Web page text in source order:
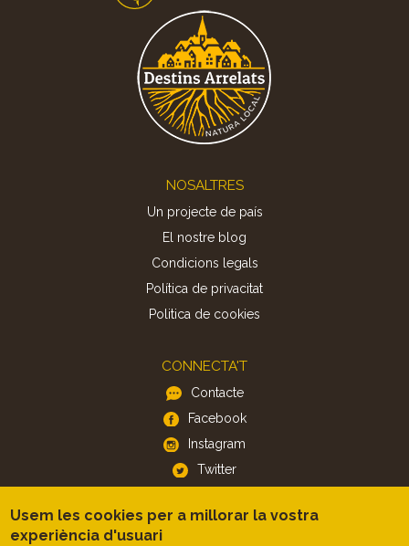
NOSALTRES
Un projecte de país
El nostre blog
Condicions legals
Política de privacitat
Politica de cookies
CONNECTA'T
Contacte
Facebook
Instagram
Twitter
APP
Usem les cookies per a millorar la vostra
experiència d'usuari